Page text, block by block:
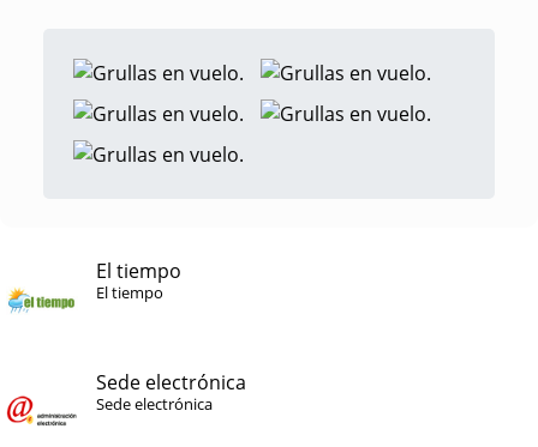
El tiempo
El tiempo
Sede electrónica
Sede electrónica